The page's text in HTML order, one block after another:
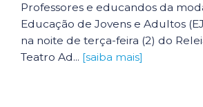
Professores e educandos da
Educação de Jovens e Adultos
na noite de terça-feira (2) do
Teatro Ad... [saiba mais]